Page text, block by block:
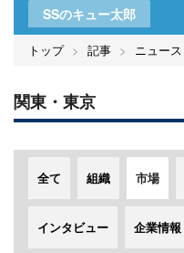
SSのキュー太郎
トップ 記事 ニュース
関東・東京
全て 組織 市場
インタビュー 企業情報